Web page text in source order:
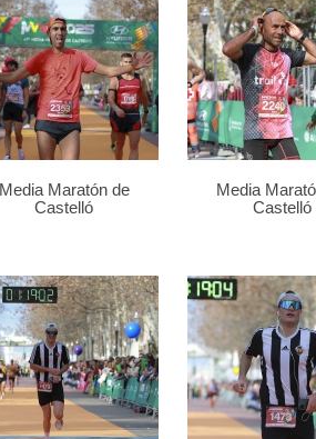
Media Maratón de
Castelló
Media
Castelló